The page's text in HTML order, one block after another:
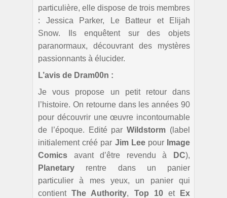
particulière, elle dispose de trois membres
: Jessica Parker, Le Batteur et Elijah
Snow. Ils enquêtent sur des objets
paranormaux, découvrant des mystères
passionnants à élucider.
L’avis de Dram00n :
Je vous propose un petit retour dans
l’histoire. On retourne dans les années 90
pour découvrir une œuvre incontournable
de l’époque. Edité parWildstorm (label
initialement créé par Jim LeepourImage
Comics avant d’être revendu à DC),
Planetary rentre dans un panier
particulier à mes yeux, un panier qui
contientThe Authority, Top 10et
Ex